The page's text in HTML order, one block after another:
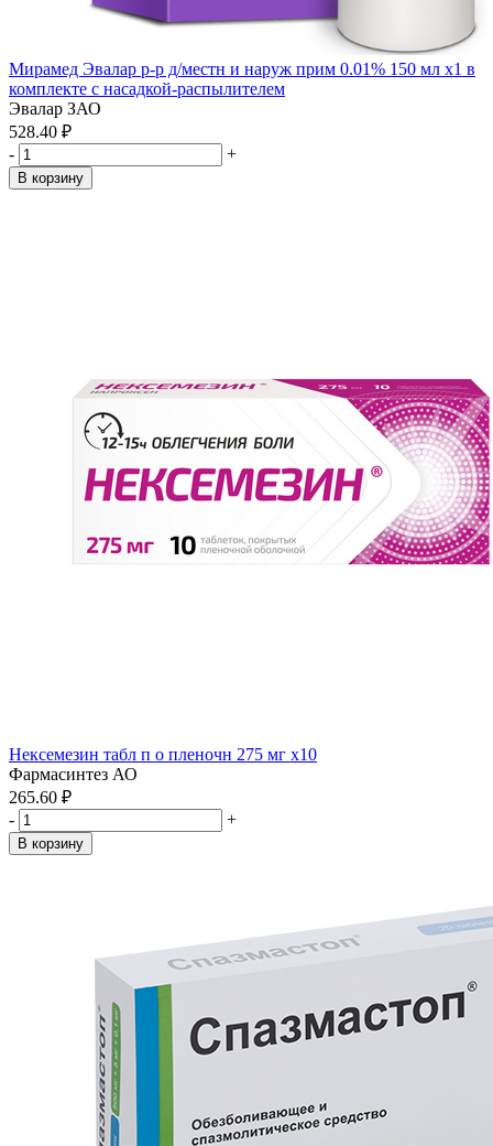
Мирамед Эвалар р-р д/местн и наруж прим 0.01% 150 мл x1 в
комплекте с насадкой-распылителем
Эвалар ЗАО
528.40 ₽
-
+
В корзину
Нексемезин табл п о пленочн 275 мг x10
Фармасинтез АО
265.60 ₽
-
+
В корзину